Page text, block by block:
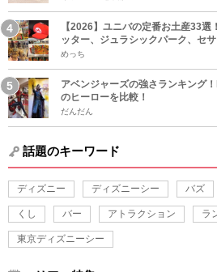
【2026】ユニバの定番お土産33
ッター、ジュラシックパーク、セ
めっち
アベンジャーズの強さランキング
のヒーローを比較！
だんだん
話題のキーワード
ディズニー ディズニーシー バズ
くし バー アトラクション ラ
東京ディズニーシー